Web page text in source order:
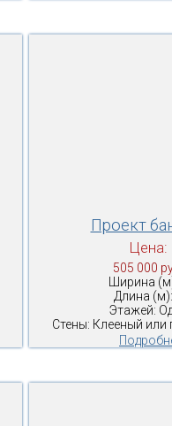
Проект
Цена:
505 000
Ширина
Длина
Этажей:
Стены: Клееный или